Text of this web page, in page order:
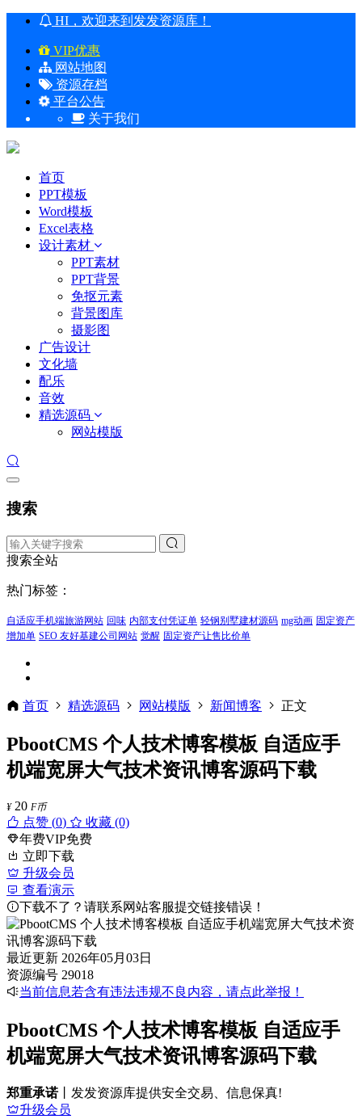
HI，欢迎来到发发资源库！
VIP优惠
网站地图
资源存档
平台公告
关于我们
首页
PPT模板
Word模板
Excel表格
设计素材
PPT素材
PPT背景
免抠元素
背景图库
摄影图
广告设计
文化墙
配乐
音效
精选源码
网站模版
搜索
搜索全站
热门标签：
自适应手机端旅游网站 回味 内部支付凭证单 轻钢别墅建材源码 mg动画 固定资产
增加单 SEO 友好基建公司网站 觉醒 固定资产让售比价单
首页 精选源码 网站模版 新闻博客 正文
PbootCMS 个人技术博客模板 自适应手
机端宽屏大气技术资讯博客源码下载
¥ 20 F币
点赞 (0)
收藏 (0)
年费VIP免费
立即下载
升级会员
查看演示
下载不了？请联系网站客服提交链接错误！
最近更新 2026年05月03日
资源编号 29018
当前信息若含有违法违规不良内容，请点此举报！
PbootCMS 个人技术博客模板 自适应手
机端宽屏大气技术资讯博客源码下载
郑重承诺丨发发资源库提供安全交易、信息保真!
升级会员